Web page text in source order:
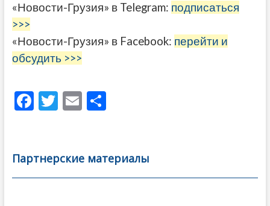
«Новости-Грузия» в Telegram: подписаться
>>>
«Новости-Грузия» в Facebook: перейти и
обсудить >>>
F
b
o
T
er
E
l
О
а
в
Партнерские материалы